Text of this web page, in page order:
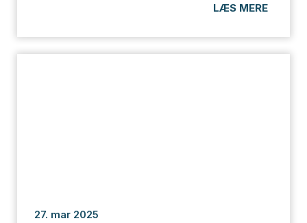
LÆS MERE
27. mar 2025